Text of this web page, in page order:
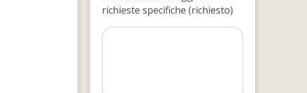
richieste specifiche (richiesto)